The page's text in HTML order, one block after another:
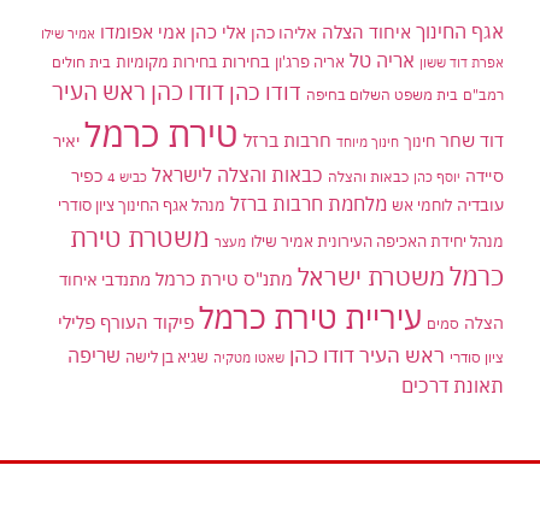
אגף החינוך איחוד הצלה אליהו כהן אלי כהן אמי אפומדו אמיר שילו
אפרת דוד ששון אריה טל אריה פרג'ון בחירות בחירות מקומיות בית חולים
רמב"ם בית משפט השלום בחיפה דודו כהן דודו כהן ראש העיר
דוד שחר חינוך חינוך מיוחד חרבות ברזל טירת כרמל יאיר
סיידה יוסף כהן כבאות והצלה כבאות והצלה לישראל כביש 4
כפיר
עובדיה לוחמי אש מלחמת חרבות ברזל מנהל אגף החינוך ציון סודרי
מנהל יחידת האכיפה העירונית אמיר שילו מעצר משטרת טירת
כרמלמשטרת ישראל מתנ"ס טירת כרמל מתנדבי איחוד
הצלה סמים עיריית טירת כרמל פיקוד העורף פלילי
ציון סודרי ראש העיר דודו כהן שאטו מטקיה שגיא בן לישה שריפה
תאונת דרכים